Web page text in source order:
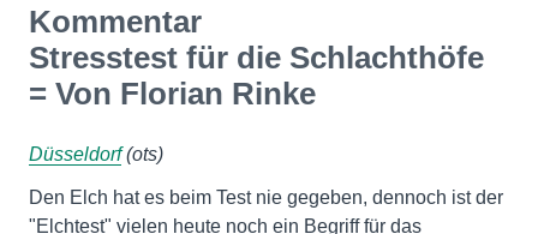
Kommentar
Stresstest für die Schlachthöfe
= Von Florian Rinke
Düsseldorf(ots)
Den Elch hat es beim Test nie gegeben, dennoch ist der
"Elchtest" vielen heute noch ein Begriff für das